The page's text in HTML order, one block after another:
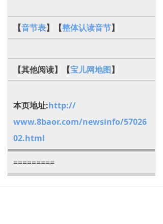
【音节表】【整体认读音节】
【其他阅读】【宝儿网地图】
本页地址:http://
www.8baor.com/newsinfo/57026
02.html
=========